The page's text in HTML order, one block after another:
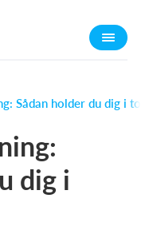
Sådan holder du dig i
dig i